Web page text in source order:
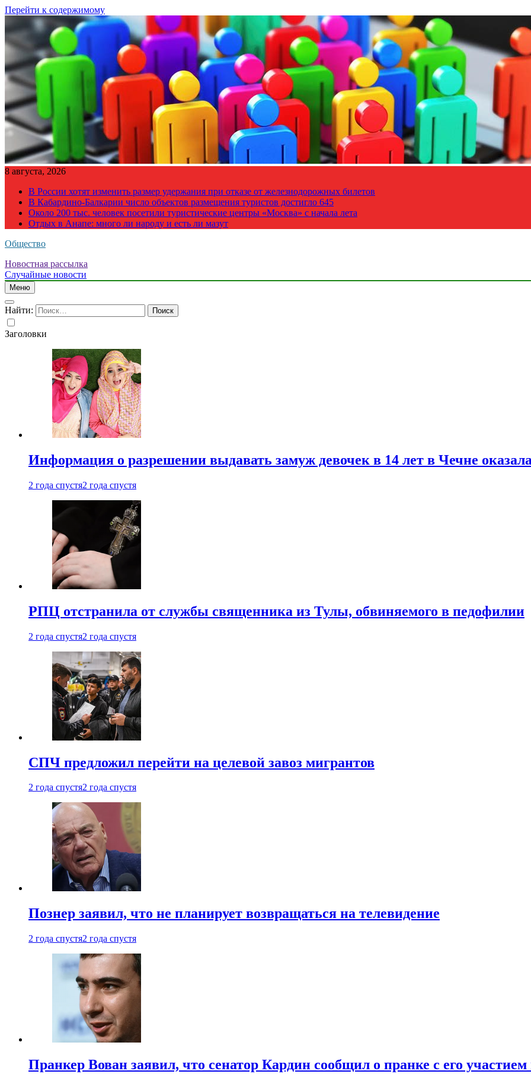
Перейти к содержимому
8 августа, 2026
В России хотят изменить размер удержания при отказе от железнодорожных билетов
В Кабардино-Балкарии число объектов размещения туристов достигло 645
Около 200 тыс. человек посетили туристические центры «Москва» с начала лета
Отдых в Анапе: много ли народу и есть ли мазут
Общество
Новостная рассылка
Случайные новости
Меню
Найти:
Заголовки
Информация о разрешении выдавать замуж девочек в 14 лет в Чечне
2 года спустя2 года спустя
РПЦ отстранила от службы священника из Тулы, обвиняемого в педофилии
2 года спустя2 года спустя
СПЧ предложил перейти на целевой завоз мигрантов
2 года спустя2 года спустя
Познер заявил, что не планирует возвращаться на телевидение
2 года спустя2 года спустя
Пранкер Вован заявил, что сенатор Кардин сообщил о пранке с его